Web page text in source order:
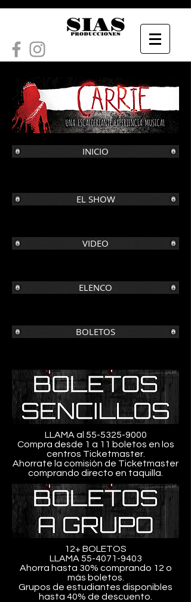
INICIO
EL SHOW
VIDEO
ELENCO
BOLETOS
LLAMA al 55-5325-9000
Compra desde 1 a 11 boletos en los
centros Ticketmaster.
Ahorrate la comisión de Ticketmaster
comprando directo en taquilla.
12+ BOLETOS
LLAMA 55-4071-9403
Ahorra hasta 30% comprando 12 o
más boletos.
Grupos de estudiantes disponibles
hasta 40% de descuento.